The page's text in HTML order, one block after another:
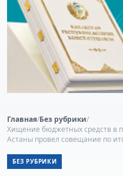
Главная/Без рубрики/
Хищение бюджетных средств в
Астаны провел совещание по
БЕЗ РУБРИКИ